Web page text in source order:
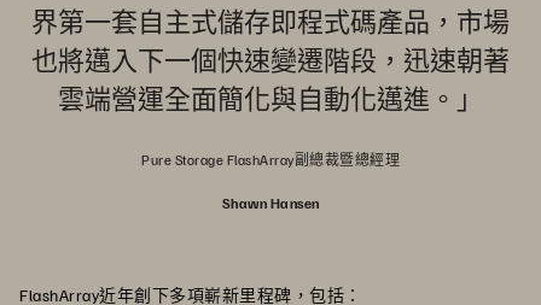
界第一套自主式儲存即程式碼產品，市場
也將邁入下一個快速變遷階段，迅速朝著
雲端營運全面簡化與自動化邁進。」
Pure Storage FlashArray副總裁暨總經理
Shawn Hansen
FlashArray近年創下多項嶄新里程碑，包括：